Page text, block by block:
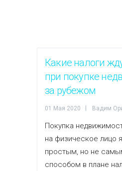
Какие налоги
при покупке
за рубежом
01 Мая 2020 Вадим
Покупка
на физическое лицо
простым, но не
способом в плане